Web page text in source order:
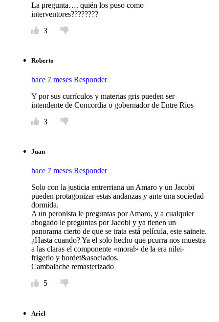
La pregunta…. quién los puso como
interventores????????
3
Roberto
hace 7 meses Responder
Y por sus currículos y materias gris pueden ser
intendente de Concordia o gobernador de Entre Ríos
3
Juan
hace 7 meses Responder
Solo con la justicia entrerriana un Amaro y un Jacobi
pueden protagonizar estas andanzas y ante una sociedad
dormida.
A un peronista le preguntas por Amaro, y a cualquier
abogado le preguntas por Jacobi y ya tienen un
panorama cierto de que se trata está película, este sainete.
¿Hasta cuando? Ya el solo hecho que pcurra nos muestra
a las claras el componente «moral» de la era nilei-
frigerio y bordet&asociados.
Cambalache remasterizado
5
Ariel